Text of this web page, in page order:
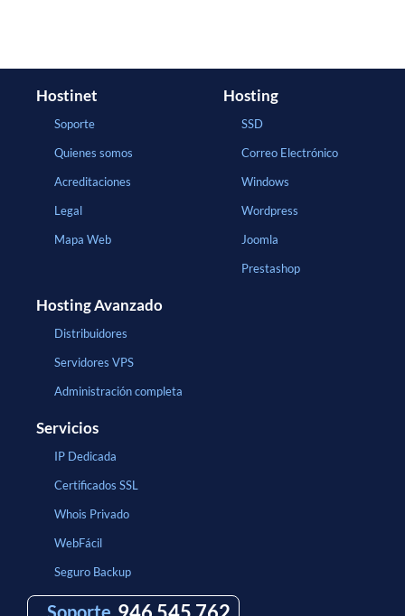
Hostinet
Soporte
Quienes somos
Acreditaciones
Legal
Mapa Web
Hosting
SSD
Correo Electrónico
Windows
Wordpress
Joomla
Prestashop
Hosting Avanzado
Distribuidores
Servidores VPS
Administración completa
Servicios
IP Dedicada
Certificados SSL
Whois Privado
WebFácil
Seguro Backup
Soporte